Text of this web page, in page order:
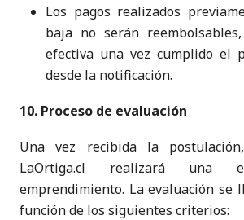
Los pagos realizados
baja no serán
efectiva una vez cumplido el
desde la notificación.
10. Proceso de evaluación
Una vez recibida la
LaOrtiga.cl realizará una
emprendimiento. La evaluación se
función de los siguientes criterios: